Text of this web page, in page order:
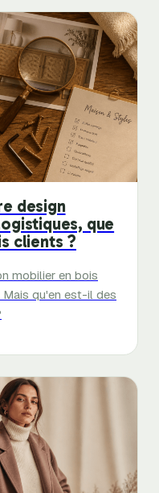
design
que
clients ?
mobilier en bois
qu'en est-il des